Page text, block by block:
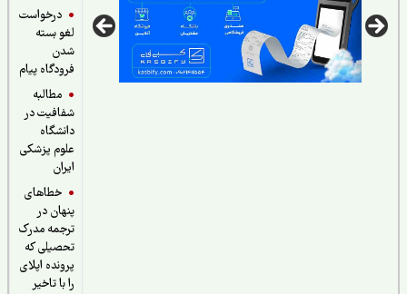
درخواست
لغو بسته
فرودگاه پیام
مطالبه
شفافیت در
دانشگاه
علوم پزشکی
خطاهای
پنهان در
ترجمه مدرک
تحصیلی که
پرونده اپلای
را با تاخیر